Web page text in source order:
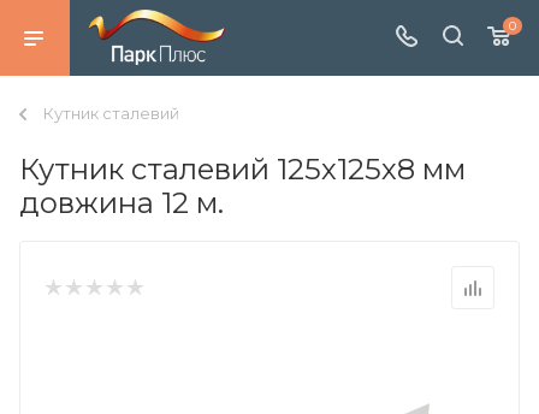
0
Кутник сталевий
Кутник сталевий 125х125х8 мм
довжина 12 м.